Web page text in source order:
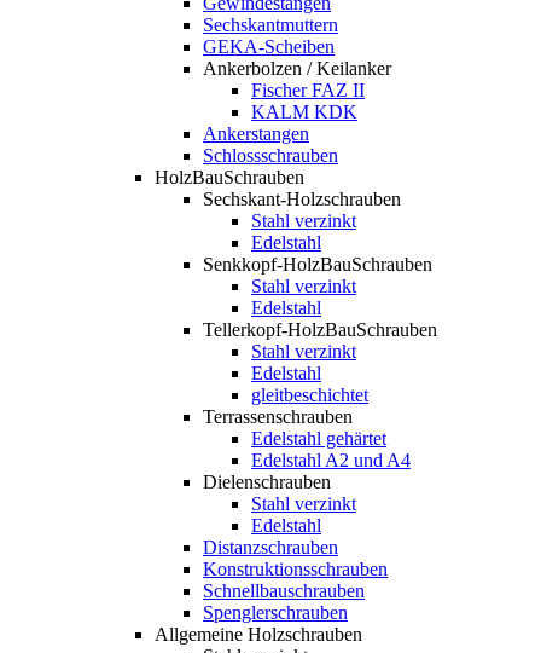
Sechskantmuttern
GEKA-Scheiben
Ankerbolzen / Keilanker
Fischer FAZ II
KALM KDK
Ankerstangen
Schlossschrauben
HolzBauSchrauben
Sechskant-Holzschrauben
Stahl verzinkt
Edelstahl
Senkkopf-HolzBauSchrauben
Stahl verzinkt
Edelstahl
Tellerkopf-HolzBauSchrauben
Stahl verzinkt
Edelstahl
gleitbeschichtet
Terrassenschrauben
Edelstahl gehärtet
Edelstahl A2 und A4
Dielenschrauben
Stahl verzinkt
Edelstahl
Distanzschrauben
Konstruktionsschrauben
Schnellbauschrauben
Spenglerschrauben
Allgemeine Holzschrauben